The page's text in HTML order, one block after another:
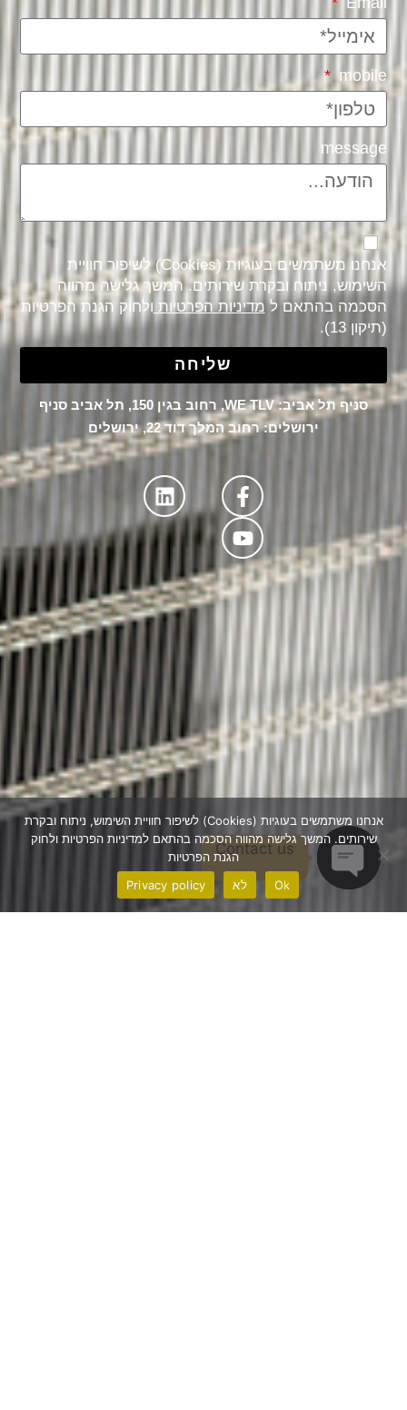
mobile
message
אנחנו משתמשים בעוגיות (Cookies) לשיפור חוויית
השימוש, ניתוח ובקרת שירותים. המשך גלישה מהווה
הסכמה בהתאם למדיניות הפרטיות ולחוק הגנת הפרטיות
(תיקון 13).
שליחה
סניף תל אביב: WE TLV, רחוב בגין 150, תל אביב סניף
ירושלים: רחוב המלך דוד 22, ירושלים
אנחנו משתמשים בעוגיות (Cookies) לשיפור חוויית השימוש, ניתוח ובקרת
שירותים. המשך גלישה מהווה הסכמה בהתאם למדיניות הפרטיות ולחוק
הגנת הפרטיות
Ok
לא Privacy policy
Contact us
Open chaty